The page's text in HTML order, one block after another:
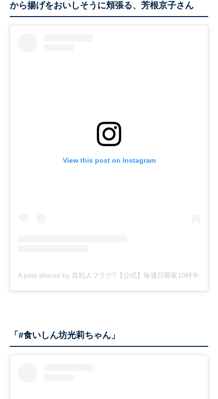
から揚げをおいしそうに頬張る、芳根京子さん
View this post on Instagram
A post shared by 真犯人フラグ?【公式】毎週日曜夜10時半放送
「#食いしん坊光莉ちゃん」